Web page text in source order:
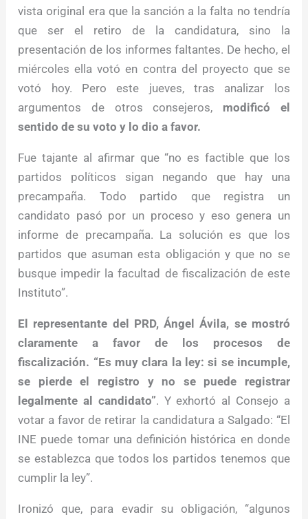
vista original era que la sanción a la falta no tendría
que ser el retiro de la candidatura, sino la
presentación de los informes faltantes. De hecho, el
miércoles ella votó en contra del proyecto que se
votó hoy. Pero este jueves, tras analizar los
argumentos de otros consejeros, modificó el
sentido de su voto y lo dio a favor.
Fue tajante al afirmar que “no es factible que los
partidos políticos sigan negando que hay una
precampaña. Todo partido que registra un
candidato pasó por un proceso y eso genera un
informe de precampaña. La solución es que los
partidos que asuman esta obligación y que no se
busque impedir la facultad de fiscalización de este
Instituto”.
El representante del PRD, Ángel Ávila, se mostró
claramente a favor de los procesos de
fiscalización. “Es muy clara la ley: si se incumple,
se pierde el registro y no se puede registrar
legalmente al candidato”. Y exhortó al Consejo a
votar a favor de retirar la candidatura a Salgado: “El
INE puede tomar una definición histórica en donde
se establezca que todos los partidos tenemos que
cumplir la ley”.
Ironizó que, para evadir su obligación, “algunos